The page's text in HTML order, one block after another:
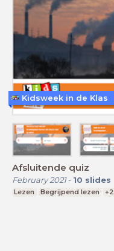
Afsluitende quiz
February 2021- 10 slides
Lezen Begrijpend lezen +2
Kidsweek in de Klas